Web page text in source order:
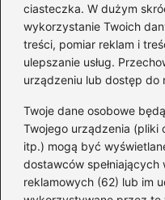
ciasteczka. W dużym
wykorzystanie Twoich
treści, pomiar reklam i
ulepszanie usług.
urządzeniu lub dostęp do
Twoje dane osobowe
Twojego urządzenia (pliki
itp.) mogą być
dostawców
reklamowych (62) lub im
Części i serwis
(124)
Felgi(51)
Honda(62)
Motocykle(41)
Orlen(4)